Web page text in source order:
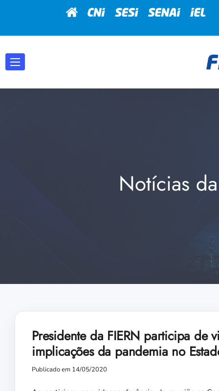
Notícias
Presidente da FIERN participa de
implicações da pandemia no
Publicado em 14/05/2020